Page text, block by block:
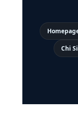
Chi